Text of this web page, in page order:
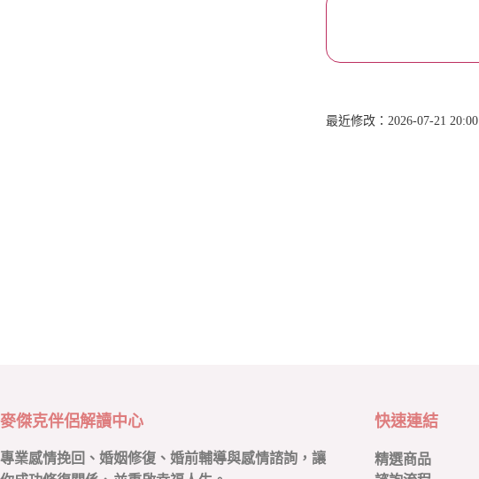
最近修改：2026-07-21 20:00
麥傑克伴侶解讀中心
專業感情挽回、婚姻修復、婚前輔導與感情諮詢，讓
快速連結
精選商品